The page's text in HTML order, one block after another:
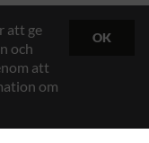
att ge
och
att
om
OK